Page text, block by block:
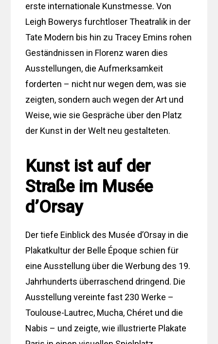
erste internationale Kunstmesse. Von
Leigh Bowerys furchtloser Theatralik in der
Tate Modern bis hin zu Tracey Emins rohen
Geständnissen in Florenz waren dies
Ausstellungen, die Aufmerksamkeit
forderten – nicht nur wegen dem, was sie
zeigten, sondern auch wegen der Art und
Weise, wie sie Gespräche über den Platz
der Kunst in der Welt neu gestalteten.
Kunst ist auf der
Straße im Musée
d’Orsay
Der tiefe Einblick des Musée d’Orsay in die
Plakatkultur der Belle Époque schien für
eine Ausstellung über die Werbung des 19.
Jahrhunderts überraschend dringend. Die
Ausstellung vereinte fast 230 Werke –
Toulouse-Lautrec, Mucha, Chéret und die
Nabis – und zeigte, wie illustrierte Plakate